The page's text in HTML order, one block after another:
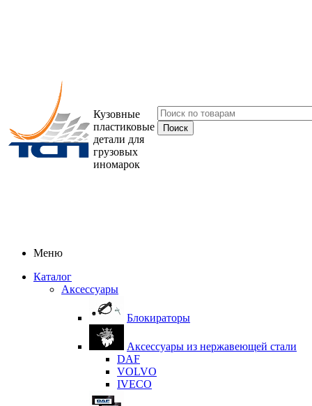
Кузовные
пластиковые
детали для
грузовых
иномарок
Меню
Каталог
Аксессуары
Блокираторы
Аксессуары из нержавеющей стали
DAF
VOLVO
IVECO